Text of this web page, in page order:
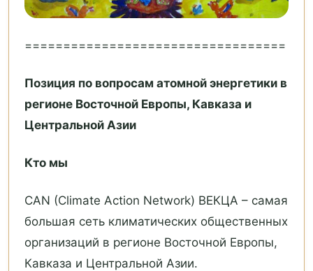
==================================
Позиция по вопросам атомной энергетики в
регионе Восточной Европы, Кавказа и
Центральной Азии
Кто мы
CAN (Climate Action Network) ВЕКЦА – самая
большая сеть климатических общественных
организаций в регионе Восточной Европы,
Кавказа и Центральной Азии.